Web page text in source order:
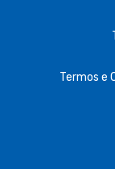
Termos e